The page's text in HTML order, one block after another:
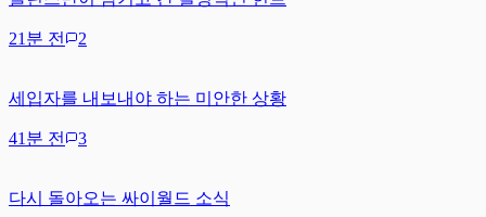
21분 전 2
세입자를 내보내야 하는 미안한 상황
41분 전 3
다시 돌아오는 싸이월드 소식